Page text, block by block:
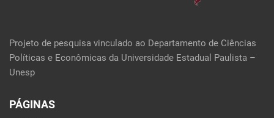
Projeto de pesquisa vinculado ao Departamento de Ciências
Políticas e Econômicas da Universidade Estadual Paulista –
Unesp
PÁGINAS